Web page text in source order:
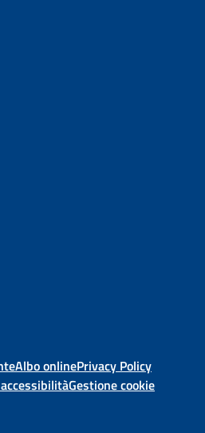
Albo onlinePrivacy Policy
Gestione cookie